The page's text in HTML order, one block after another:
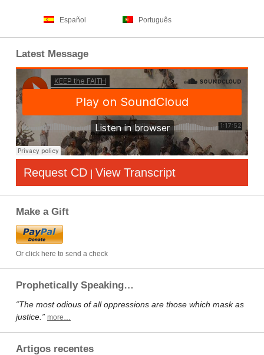
Español Português
Latest Message
Request CD | View Transcript
Make a Gift
Or click here to send a check
Prophetically Speaking…
“The most odious of all oppressions are those which mask as
justice.” more…
Artigos recentes